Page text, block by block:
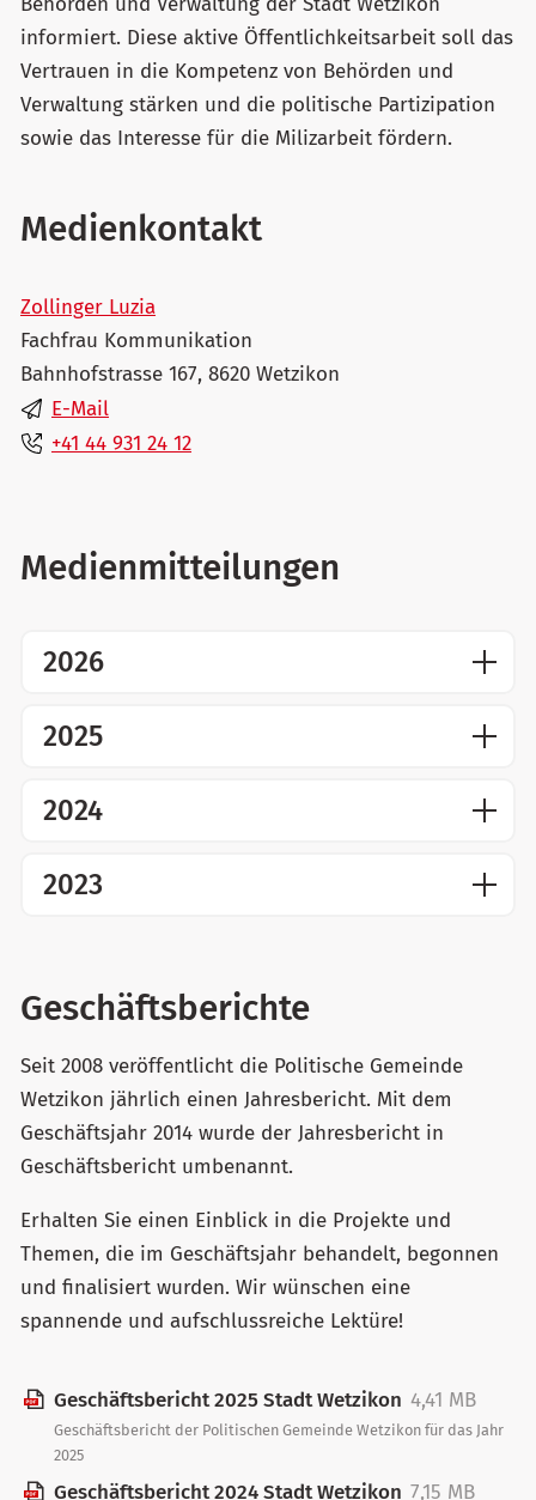
informiert. Diese aktive Öffentlichkeitsarbeit soll das
Vertrauen in die Kompetenz von Behörden und
Verwaltung stärken und die politische Partizipation
sowie das Interesse für die Milizarbeit fördern.
Medienkontakt
Zollinger Luzia
Fachfrau Kommunikation
Bahnhofstrasse 167, 8620 Wetzikon
E-Mail
+41 44 931 24 12
Medienmitteilungen
2026
2025
2024
2023
Geschäftsberichte
Seit 2008 veröffentlicht die Politische Gemeinde
Wetzikon jährlich einen Jahresbericht. Mit dem
Geschäftsjahr 2014 wurde der Jahresbericht in
Geschäftsbericht umbenannt.
Erhalten Sie einen Einblick in die Projekte und
Themen, die im Geschäftsjahr behandelt, begonnen
und finalisiert wurden. Wir wünschen eine
spannende und aufschlussreiche Lektüre!
Geschäftsbericht 2025 Stadt Wetzikon 4,41 MB
Geschäftsbericht der Politischen Gemeinde Wetzikon für das Jahr
2025
Geschäftsbericht 2024 Stadt Wetzikon 7,15 MB